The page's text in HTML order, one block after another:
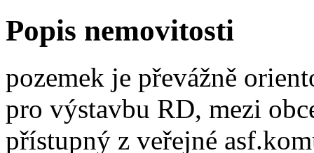
Popis nemovitosti
pozemek je převážně
pro výstavbu RD, mezi
přístupný z veřejné